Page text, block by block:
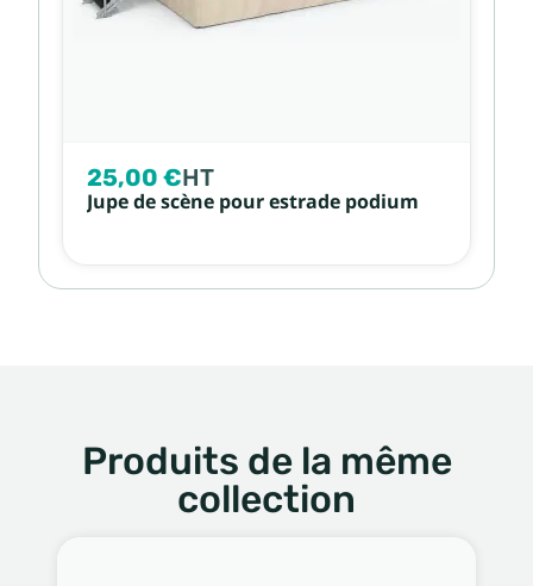
25,00 €HT
Jupe de scène pour estrade podium
Produits de la même
collection